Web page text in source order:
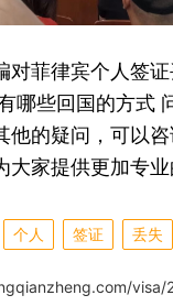
对菲律宾个人签
哪些回国的方式
他的疑问，可以
家提供更加专业
个人 签证 丢失
visa/